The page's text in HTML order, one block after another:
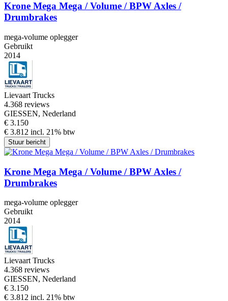
Krone Mega Mega / Volume / BPW Axles /
Drumbrakes
mega-volume oplegger
Gebruikt
2014
Lievaart Trucks
4.368 reviews
GIESSEN, Nederland
€ 3.150
€ 3.812 incl. 21% btw
Stuur bericht
Krone Mega Mega / Volume / BPW Axles /
Drumbrakes
mega-volume oplegger
Gebruikt
2014
Lievaart Trucks
4.368 reviews
GIESSEN, Nederland
€ 3.150
€ 3.812 incl. 21% btw